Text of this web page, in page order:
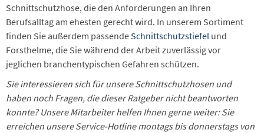
Schnittschutzhose, die den Anforderungen an Ihren
Berufsalltag am ehesten gerecht wird. In unserem Sortiment
finden Sie außerdem passendeSchnittschutzstiefel und
Forsthelme, die Sie während der Arbeit zuverlässig vor
jeglichen branchentypischen Gefahren schützen.
Sie interessieren sich für unsere Schnittschutzhosen und
haben noch Fragen, die dieser Ratgeber nicht beantworten
konnte? Unsere Mitarbeiter helfen Ihnen gerne weiter: Sie
erreichen unsere Service-Hotline montags bis donnerstags von